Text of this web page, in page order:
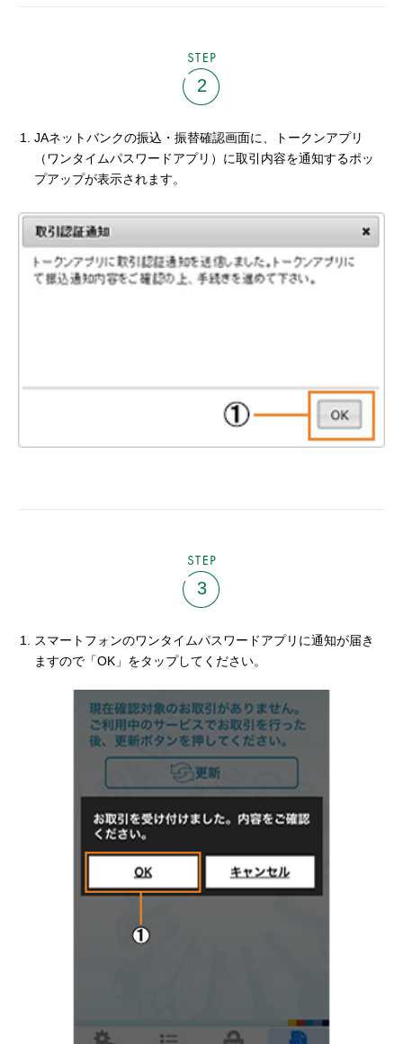
2
JAネットバンクの振込・振替確認画面に、トークンアプリ
（ワンタイムパスワードアプリ）に取引内容を通知するポッ
プアップが表示されます。
3
スマートフォンのワンタイムパスワードアプリに通知が届き
ますので「OK」をタップしてください。